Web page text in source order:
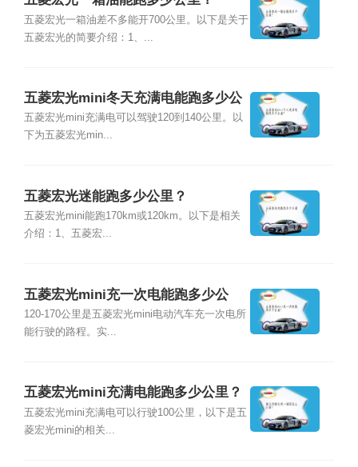
五菱宏光一箱油差不多能开700公里。以下是关于
五菱宏光的简要介绍：1、...
五菱宏光mini冬天充满电能跑多少公
里?
五菱宏光mini充满电可以驾驶120到140公里。以
下为五菱宏光min...
五菱宏光迷能跑多少公里？
五菱宏光mini能跑170km或120km。以下是相关
介绍：1、五菱宏...
五菱宏光mini充一次电能跑多少公
里？
120-170公里是五菱宏光mini电动汽车充一次电所
能行驶的路程。实...
五菱宏光mini充满电能跑多少公里？
五菱宏光mini充满电可以行驶100公里，以下是五
菱宏光mini的相关...